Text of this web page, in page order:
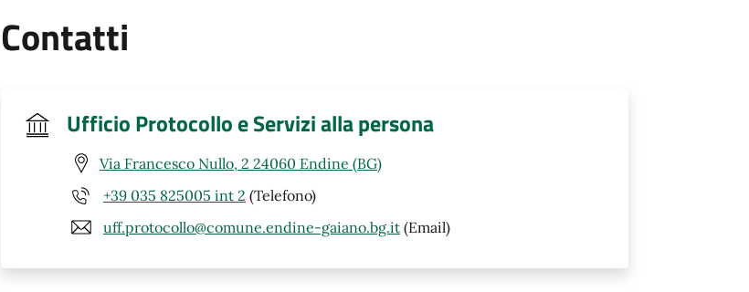
Contatti
Ufficio Protocollo e Servizi alla persona
Via Francesco Nullo, 2 24060 Endine (BG)
+39 035 825005 int 2 (Telefono)
uff.protocollo@comune.endine-gaiano.bg.it (Email)